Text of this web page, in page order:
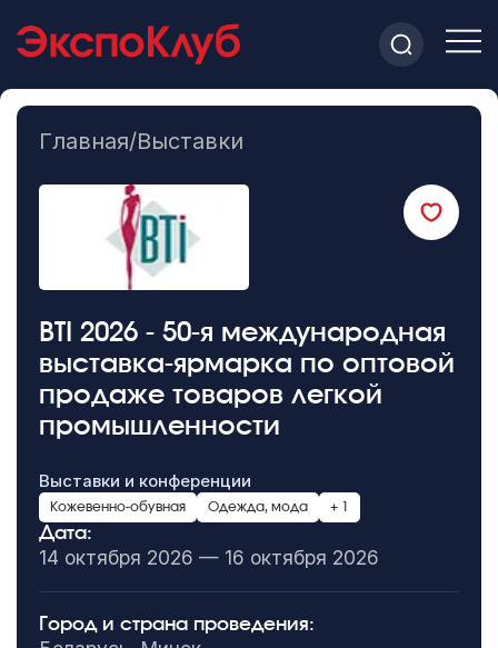
Главная/Выставки
BTI 2026 - 50-я международная
выставка-ярмарка по оптовой
продаже товаров легкой
промышленности
Выставки и конференции
Кожевенно-обувная Одежда, мода + 1
Дата:
14 октября 2026 — 16 октября 2026
Город и страна проведения: